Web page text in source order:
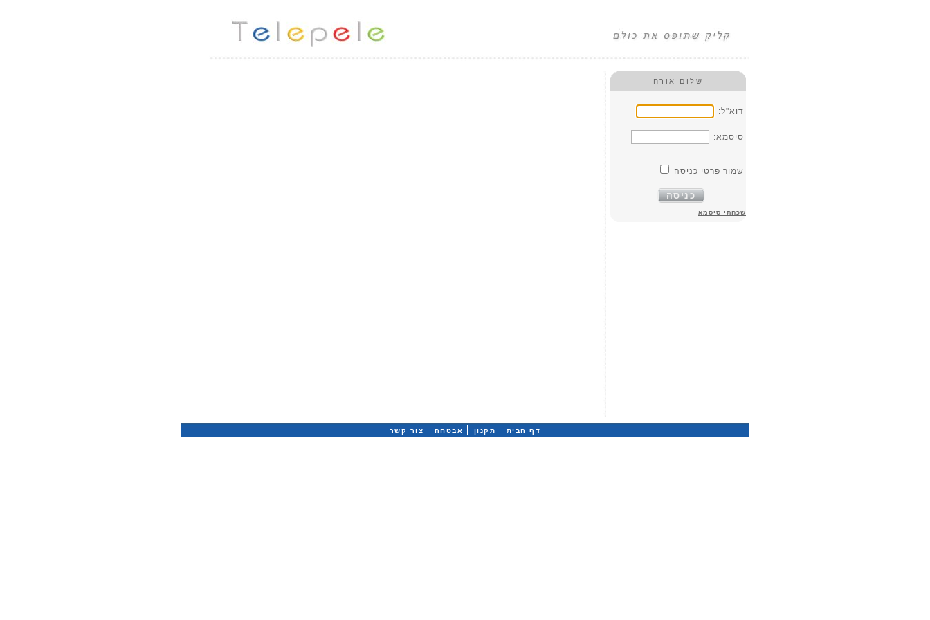
שלום אורח
דוא"ל:
סיסמא:
שמור פרטי כניסה
כניסה
שכחתי סיסמא
דף הבית תקנון אבטחה צור קשר